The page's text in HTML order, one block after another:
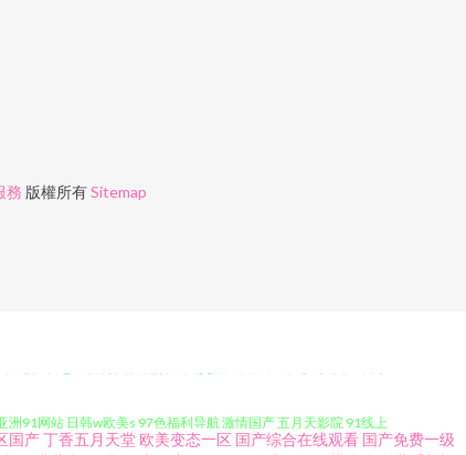
務 版權所有Sitemap
电影 变态av福利 美女视频91 足交黑丝国产在线 九一入口 五月丁
国产丁香五月天堂 欧美变态一区 国产综合在线观看 国产免费一级